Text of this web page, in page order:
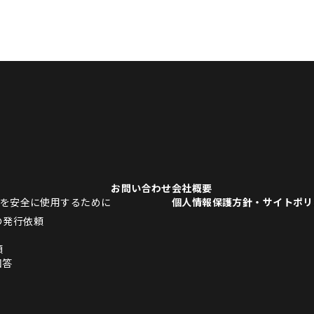
安全に使用するために
行依頼
お問い合わせ会社概要
個人情報保護方針・サイトポ